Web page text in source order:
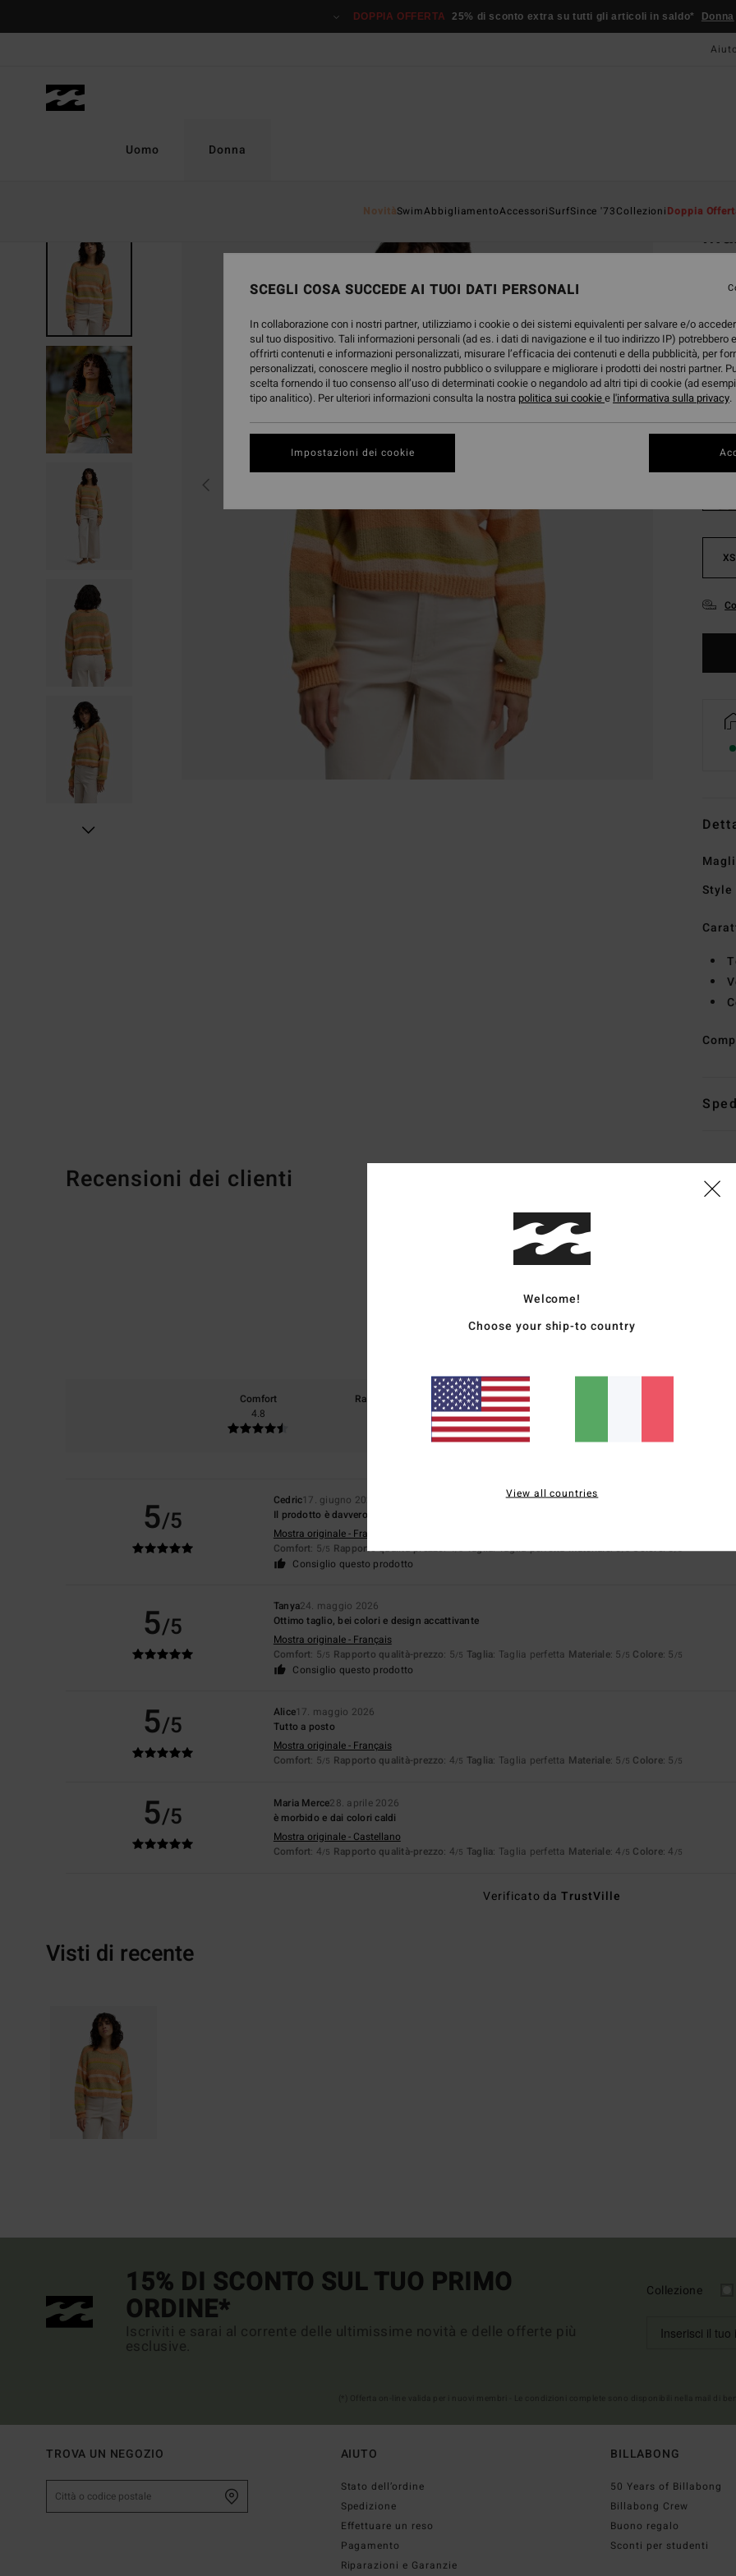
prodotto
DOPPIA OFFERTA 25% di sconto extra su tutti gli articoli in saldo* Donna
Uomo Donna
NovitàSwimAbbigliamentoAccessoriSurfSince '73CollezioniDoppia
XS
Style
Recensioni dei clienti
Punteggio medio
5.0/5
Comfort
4.8
Rapporto qualità-prezzo
5/5
Cedric17. giugno 2026
Il prodotto è davvero carino
Mostra originale - Français
Comfort: 5/5 Rapporto qualità-prezzo: 4/5 Taglia: Taglia perfettaMateriale: 5/5 Colore: 5/5
Consiglio questo prodotto
5/5
Tanya24. maggio 2026
Ottimo taglio, bei colori e design accattivante
Mostra originale - Français
Comfort: 5/5 Rapporto qualità-prezzo: 5/5 Taglia: Taglia perfetta Materiale: 5 /5 Colore: 5 /5
Consiglio questo prodotto
5/5 Alice17. maggio 2026
Tutto a posto
Mostra originale - Français
Comfort: 5/5 Rapporto qualità-prezzo: 4/5 Taglia: Taglia perfetta Materiale: 5 /5 Colore: 5 /5
5/5 Maria Merce28. aprile 2026
è morbido e dai colori caldi
Mostra originale - Castellano
Comfort: 4/5 Rapporto qualità-prezzo: 4/5 Taglia: Taglia perfetta Materiale: 4 /5 Colore: 4 /5
Verificato daTrustVille
Visti di recente
15% DI SCONTO SUL TUO PRIMO
ORDINE*
Iscriviti e sarai al corrente delle ultimissime novità e delle offerte più
esclusive.
Collezione
TROVA UN NEGOZIO AIUTO
Stato dell’ordine
Spedizione
Effettuare un reso
Pagamento
Riparazioni e Garanzie
BILLABONG
50 Years of Billabong
Billabong Crew
Buono regalo
Sconti per studenti
Welcome!
Choose your ship-to country
View all countries
SCEGLI COSA SUCCEDE AI TUOI DATI PERSONALI
In collaborazione con i nostri partner, utilizziamo i cookie o dei sistemi equivalenti per salvare e/o
sul tuo dispositivo. Tali informazioni personali (ad es. i dati di navigazione e il tuo indirizzo IP) potrebbero
offrirti contenuti e informazioni personalizzati, misurare l’efficacia dei contenuti e della pubblicità, per
personalizzati, conoscere meglio il nostro pubblico o sviluppare e migliorare i prodotti dei nostri partner.
scelta fornendo il tuo consenso all’uso di determinati cookie o negandolo ad altri tipi di cookie (ad
tipo analitico). Per ulteriori informazioni consulta la nostra politica sui cookiee l'informativa sulla privacy.
Impostazioni dei cookie